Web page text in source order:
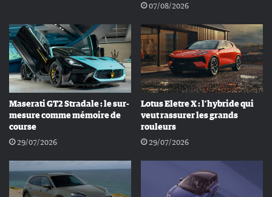
07/08/2026
Maserati GT2 Stradale : le sur-
mesure comme mémoire de
course
29/07/2026
Lotus Eletre X : l’hybride qui
veut rassurer les grands
rouleurs
29/07/2026